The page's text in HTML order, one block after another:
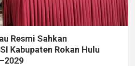
Resmi Sahkan
Kabupaten Rokan Hulu